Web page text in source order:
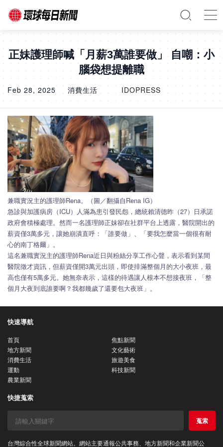
正妹護理師喊「月薪3萬誰要做」 自嘲：小
腦袋想提離職
Feb 28, 2025 消費生活 IDOPRESS
兼職實況主的護理師Rena。（圖／翻攝自Rena IG）
急診與加護病房（ICU）人滿為患引發民怨，總統賴清德昨（27）日承諾
政府會積極處理。然而一名護理師正妹卻在社群平台上透露，醫院開出的
薪資僅3萬多元，讓她崩潰直呼：「誰要做」、「要我怎麼當一個很有耐
心的南丁格爾」。
這名兼職實況主的護理師Rena近日與粉絲分享工作心聲，表示看到某間
醫院徵才資訊，但薪資僅開3萬元出頭，即使排滿整個月的大小夜班，最
高也僅有5萬多元。她無奈表示，這樣的待遇讓人根本不想接夜班，「整
個月大夜到底誰要啊？我都幾歲了還要包大夜班」。
快速導航
首頁
焦點新聞
地方新聞
文化藝術
消費生活
旅遊美食
運動
科技新聞
農業新聞
快捷蒐索
蒐索
台灣綜合性全球新聞網站。網站主要通報公共事務、地方新聞和企業新聞公